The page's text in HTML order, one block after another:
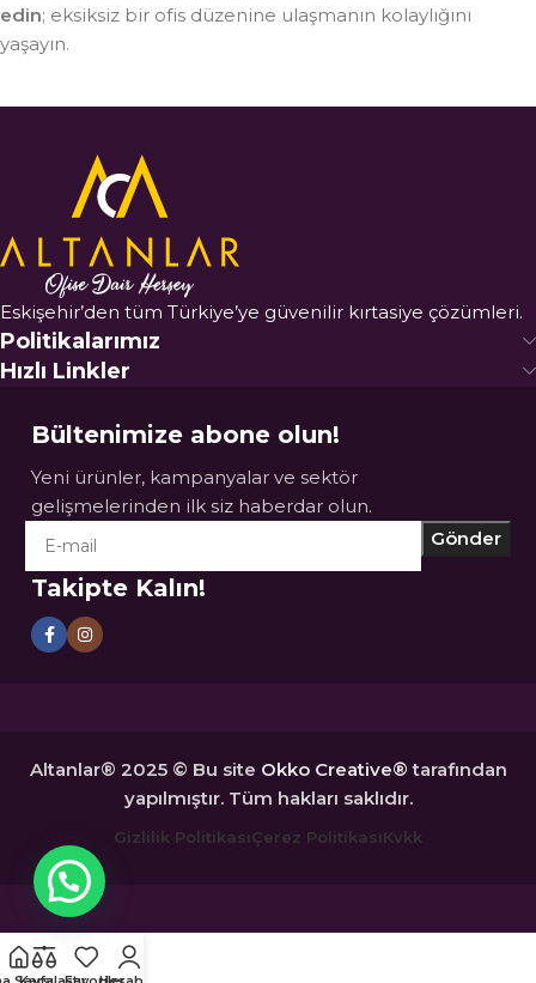
edin; eksiksiz bir ofis düzenine ulaşmanın kolaylığını
yaşayın.
Eskişehir’den tüm Türkiye’ye güvenilir kırtasiye çözümleri.
Politikalarımız
Hızlı Linkler
Bültenimize abone olun!
Yeni ürünler, kampanyalar ve sektör
gelişmelerinden ilk siz haberdar olun.
Takipte Kalın!
Altanlar® 2025 © Bu site Okko Creative® tarafından
yapılmıştır. Tüm hakları saklıdır.
Gizlilik PolitikasıÇerez PolitikasıKvkk